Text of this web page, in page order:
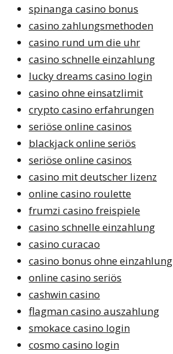
spinanga casino bonus
casino zahlungsmethoden
casino rund um die uhr
casino schnelle einzahlung
lucky dreams casino login
casino ohne einsatzlimit
crypto casino erfahrungen
seriöse online casinos
blackjack online seriös
seriöse online casinos
casino mit deutscher lizenz
online casino roulette
frumzi casino freispiele
casino schnelle einzahlung
casino curacao
casino bonus ohne einzahlung
online casino seriös
cashwin casino
flagman casino auszahlung
smokace casino login
cosmo casino login